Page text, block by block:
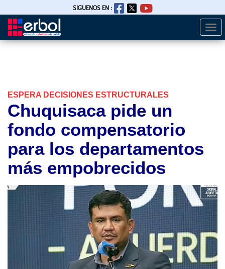
Pasar
SIGUENOS EN :
ESPERA DECISIONES ESTRUCTURALES
Chuquisaca pide un
fondo compensatorio
para los departamentos
más empobrecidos